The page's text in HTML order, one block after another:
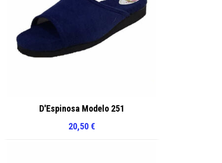
D'Espinosa Modelo 251
20,50€